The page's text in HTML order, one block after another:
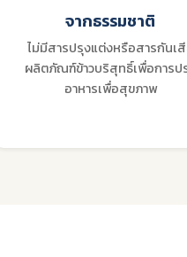
จากธรรมชาติ
ไม่มีสารปรุงแต่งหรือสารกันเ
ผลิตภัณฑ์ข้าวบริสุทธิ์เพื่อการป
อาหารเพื่อสุขภาพ